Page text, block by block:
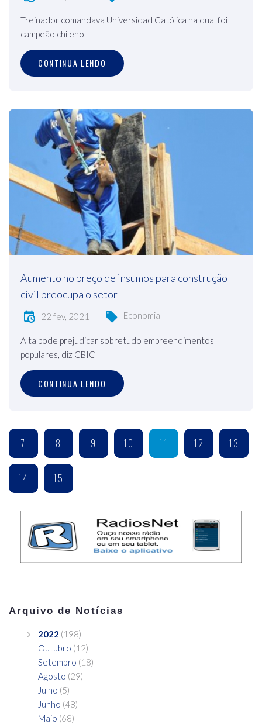
Treinador comandava Universidad Católica na qual foi
campeão chileno
CONTINUA LENDO
Aumento no preço de insumos para construção
civil preocupa o setor
22 fev, 2021 Economia
Alta pode prejudicar sobretudo empreendimentos
populares, diz CBIC
CONTINUA LENDO
7 8 9 10 11 12 13
14 15
Arquivo de Notícias
2022 (198)
Outubro (12)
Setembro (18)
Agosto (29)
Julho (5)
Junho (48)
Maio (68)